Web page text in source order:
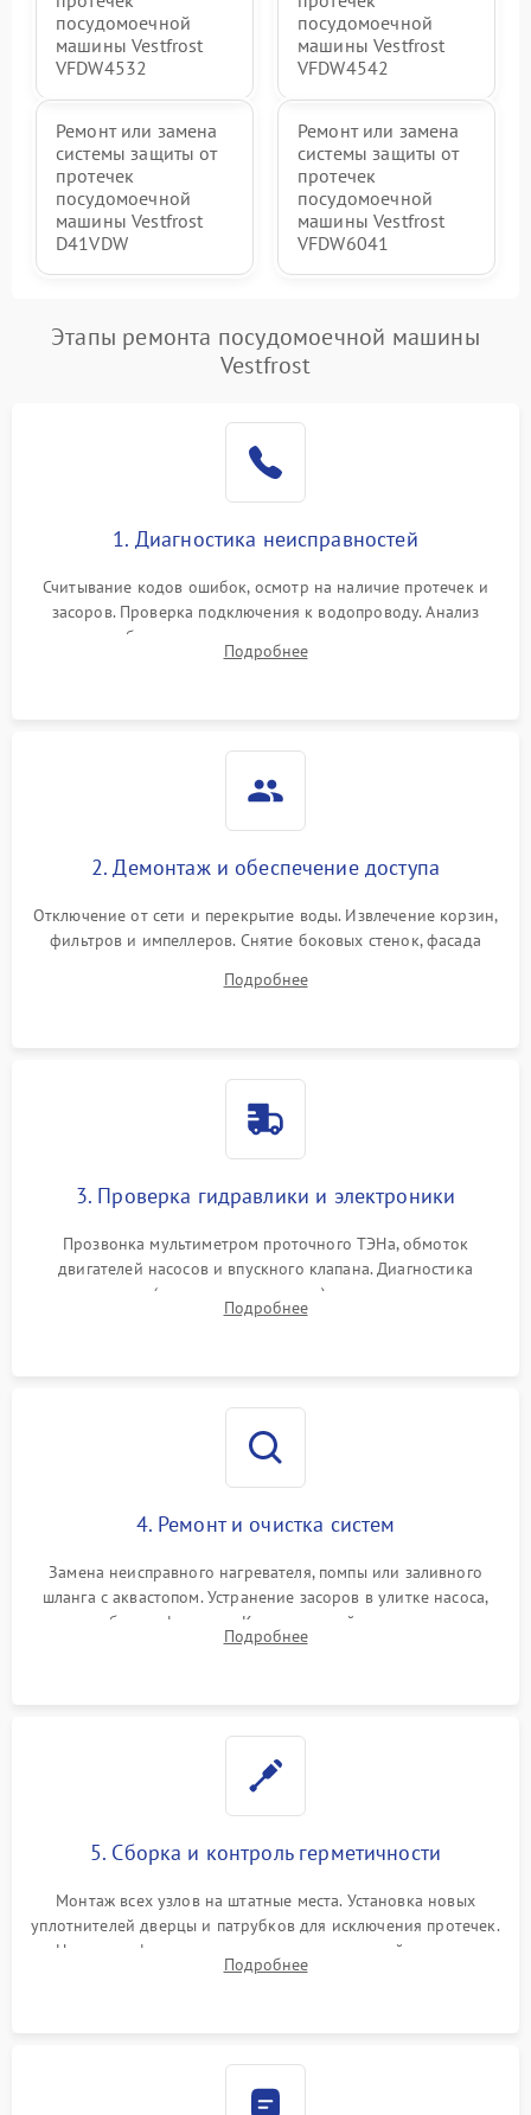
посудомоечной
машины Vestfrost
VFDW4532
посудомоечной
машины Vestfrost
VFDW4542
Ремонт или замена
системы защиты от
протечек
посудомоечной
машины Vestfrost
D41VDW
Ремонт или замена
системы защиты от
протечек
посудомоечной
машины Vestfrost
VFDW6041
Этапы ремонта посудомоечной машины
Vestfrost
1. Диагностика неисправностей
Считывание кодов ошибок, осмотр на наличие протечек и
засоров. Проверка подключения к водопроводу. Анализ
жалоб на отсутствие слива, нагрева, вращения
разбрызгивателей или срабатывание системы защиты
Подробнее
2. Демонтаж и обеспечение доступа
Отключение от сети и перекрытие воды. Извлечение корзин,
фильтров и импеллеров. Снятие боковых стенок, фасада
циркуляционному насосу, ТЭНу и сливной помпе.
Подробнее
3. Проверка гидравлики и электроники
Прозвонка мультиметром проточного ТЭНа, обмоток
двигателей насосов и впускного клапана. Диагностика
прессостата (датчика уровня воды), датчика мутности,
концевика дверцы и электронного модуля управления.
Подробнее
4. Ремонт и очистка систем
Замена неисправного нагревателя, помпы или заливного
шланга с аквастопом. Устранение засоров в улитке насоса,
патрубках и фильтрах. Компонентный ремонт платы
управления, восстановление поврежденной проводки.
Подробнее
5. Сборка и контроль герметичности
Монтаж всех узлов на штатные места. Установка новых
уплотнителей дверцы и патрубков для исключения протечек.
Надежная фиксация хомутов гидравлической системы,
сборка корпуса и установка датчика поплавка.
Подробнее